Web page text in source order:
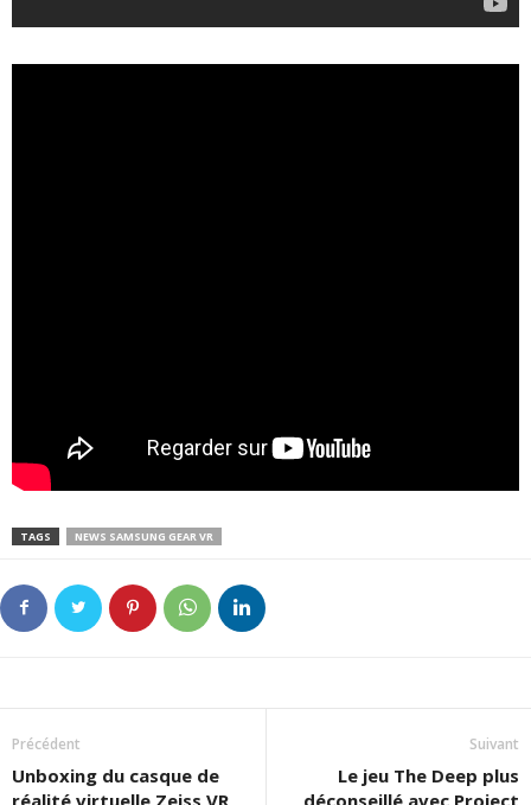
TAGS NEWS SAMSUNG GEAR VR
Précédent
Unboxing du casque de
Suivant
Le jeu The Deep plus